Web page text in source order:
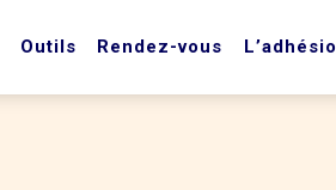
Outils Rendez-vous